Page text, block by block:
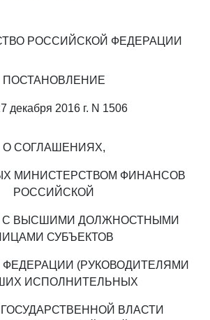
РОССИЙСКОЙ ФЕДЕРАЦИИ
ПОСТАНОВЛЕНИЕ
декабря 2016 г. N 1506
О СОГЛАШЕНИЯХ,
МИНИСТЕРСТВОМ ФИНАНСОВ
РОССИЙСКОЙ
С ВЫСШИМИ ДОЛЖНОСТНЫМИ
СУБЪЕКТОВ
(РУКОВОДИТЕЛЯМИ
ИСПОЛНИТЕЛЬНЫХ
ВЛАСТИ